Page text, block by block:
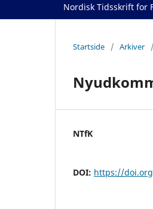
Nordisk Tidsskrift for
Startside / Arkiver /
NTfK
DOI: https://